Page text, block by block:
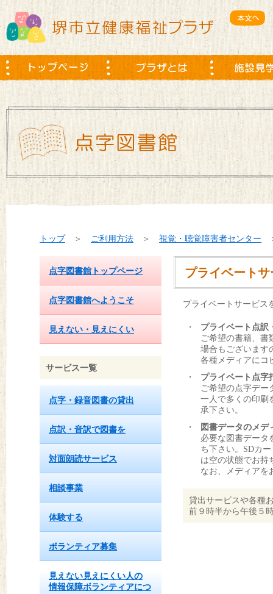
トップ＞ ご利用方法 ＞ 視覚・聴覚障害者センター
点字図書館トップページ
点字図書館へようこそ
見えない・見えにくい
サービス一覧
点字・録音図書の貸出
点訳・音訳で図書を
対面朗読サービス
相談事業
体験する
ボランティア募集
見えない見えにくい人の
情報保障ボランティアにつ
プライベート
プライベートサービス
・
プライベート点訳
ご希望の書籍、書
場合もございます
各種メディアにコ
・
プライベート点字
ご希望の点字デー
一人で多くの印刷
承下さい。
・
図書データのメデ
必要な図書データ
ち下さい。SDカ
は空の状態でお持
なお、メディアを
貸出サービスや各種
前９時半から午後５